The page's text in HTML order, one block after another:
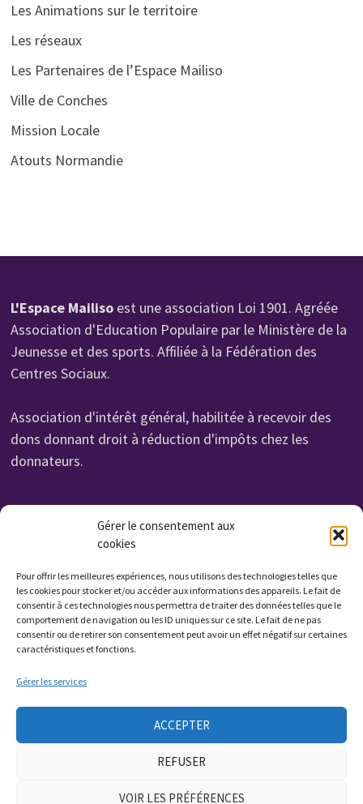
Gérer le consentement aux
cookies
Pour offrir les meilleures expériences, nous utilisons des technologies telles que
les cookies pour stocker et/ou accéder aux informations des appareils. Le fait de
consentir à ces technologies nous permettra de traiter des données telles que le
comportement de navigation ou les ID uniques sur ce site. Le fait de ne pas
consentir ou de retirer son consentement peut avoir un effet négatif sur certaines
caractéristiques et fonctions.
Gérer les services
ACCEPTER
REFUSER
VOIR LES PRÉFÉRENCES
Les Animations sur le territoire
Les réseaux
Les Partenaires de l’Espace Mailiso
Ville de Conches
Mission Locale
Atouts Normandie
L'Espace Mailiso est une association Loi 1901. Agréée
Association d'Education Populaire par le Ministère de la
Jeunesse et des sports. Affiliée à la Fédération des
Centres Sociaux.
Association d'intérêt général, habilitée à recevoir des
dons donnant droit à réduction d'impôts chez les
donnateurs.
Organisme de Formation N° 232 700 114 27
Cet enregistrement ne vaut pas agrément de l'état.
Non assujettie à la TVA. Affilié UROF
N° SIRET: 323 222 034 000 15
Code APE: 9799Z
Qui sommes nous ?
Contactez nous
Presse